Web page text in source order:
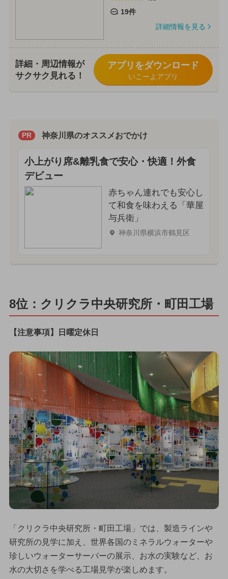
19件
詳細情報を見る
詳細・周辺情報が
サクサク見れる！
アプリをダウンロード
いこーよアプリ
PR 神奈川県のオススメおでかけ
小上がり席&離乳食で安心・快適！外食
デビュー
赤ちゃん連れでも安心し
て和食を味わえる「華屋
与兵衛」
神奈川県横浜市鶴見区
8位：クリクラ中央研究所・町田工場
【注意事項】日曜定休日
「クリクラ中央研究所・町田工場」では、製造ラインや
研究所の見学に加え、世界各国のミネラルウォーターや
珍しいウォーターサーバーの展示、お水の実験など、お
水の大切さを学べる工場見学が楽しめます。